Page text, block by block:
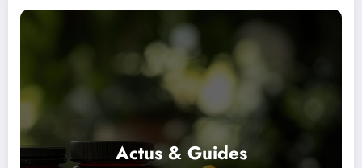
Actus & Guides